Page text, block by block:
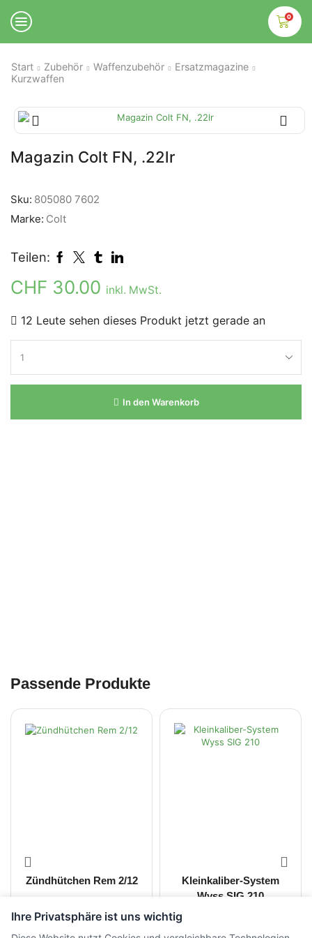
0
Start Zubehör Waffenzubehör
Ersatzmagazine
Kurzwaffen
Magazin Colt FN, .22lr
Sku: 805080 7602
Marke: Colt
Teilen:
CHF 30.00 inkl. MwSt.
12 Leute sehen dieses Produkt jetzt gerade an
In den Warenkorb
Passende Produkte
Zündhütchen Rem 2/12
Kleinkaliber-System
Wyss SIG 210
Ihre Privatsphäre ist uns wichtig